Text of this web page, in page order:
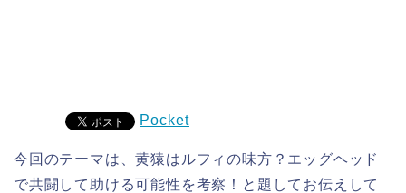
Pocket
今回のテーマは、黄猿はルフィの味方？エッグヘッド
で共闘して助ける可能性を考察！と題してお伝えして